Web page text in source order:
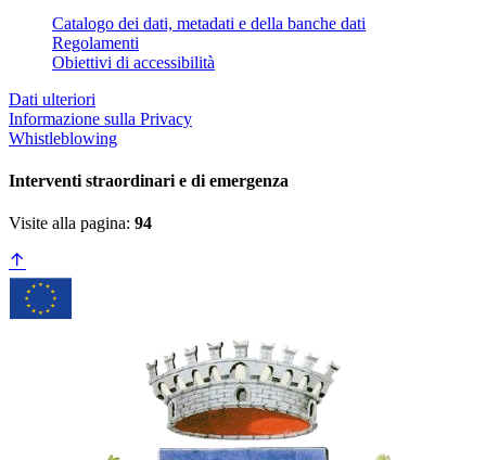
Catalogo dei dati, metadati e della banche dati
Regolamenti
Obiettivi di accessibilità
Dati ulteriori
Informazione sulla Privacy
Whistleblowing
Interventi straordinari e di emergenza
Visite alla pagina: 94